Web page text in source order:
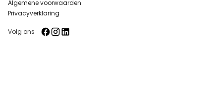
Algemene voorwaarden
Privacyverklaring
Volg ons